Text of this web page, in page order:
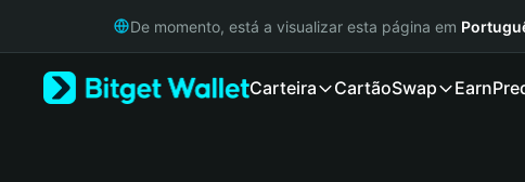
Русский
De momento, está a visualizar esta página em
Carteira CartãoSwap Earn